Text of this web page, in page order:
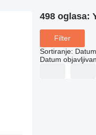
498 oglasa:
Filter
Sortiranje:
Datum